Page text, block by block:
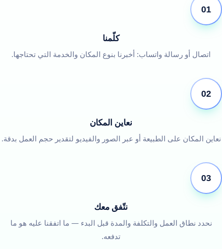
01
كلّمنا
اتصال أو رسالة واتساب: أخبرنا بنوع المكان والخدمة التي تحتاجها.
02
نعاين المكان
نعاين المكان على الطبيعة أو عبر الصور والفيديو لتقدير حجم العمل بدقة.
03
نتّفق معك
نحدد نطاق العمل والتكلفة والمدة قبل البدء — ما اتفقنا عليه هو ما
تدفعه.